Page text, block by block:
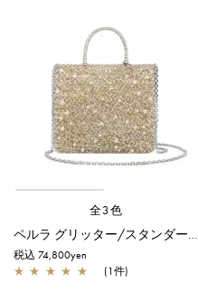
全3色
ペルラ グリッター/スタンダード Z/シルバーゴールド【一部店舗先行販売商品】
税込 74,800yen
★ ★ ★ ★ ★ (1件)